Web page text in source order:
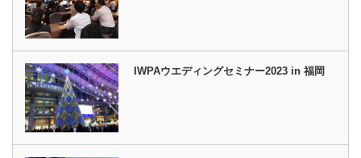
IWPAウエディングセミナー2023 in 福岡